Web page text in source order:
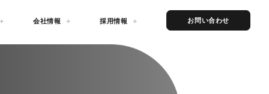
会社情報 採用情報 お問い合わせ